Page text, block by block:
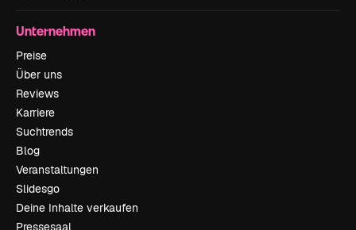
Unternehmen
Preise
Über uns
Reviews
Karriere
Suchtrends
Blog
Veranstaltungen
Slidesgo
Deine Inhalte verkaufen
Pressesaal